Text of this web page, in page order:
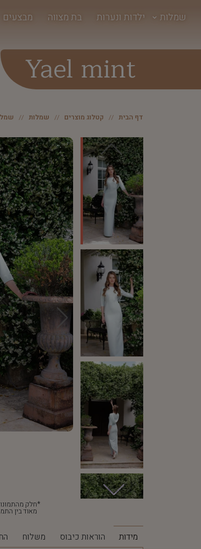
שמלות ילדות ונערות בת מצווה מבצעים
Yael mint
דף הבית קטלוג מוצרים שמלות
מאוד בין
מידות הוראות כיבוס משלוח